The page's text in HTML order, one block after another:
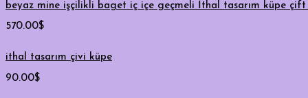
beyaz mine işçilikli baget iç içe geçmeli İthal tasarım küpe çift
570.00$
ithal tasarım çivi küpe
90.00$